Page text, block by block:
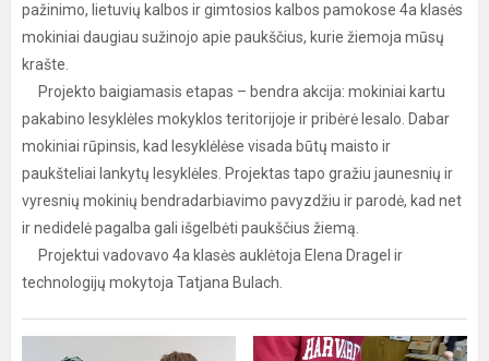
pažinimo, lietuvių kalbos ir gimtosios kalbos pamokose 4a klasės
mokiniai daugiau sužinojo apie paukščius, kurie žiemoja mūsų
krašte.
Projekto baigiamasis etapas – bendra akcija: mokiniai kartu
pakabino lesyklėles mokyklos teritorijoje ir pribėrė lesalo. Dabar
mokiniai rūpinsis, kad lesyklėlėse visada būtų maisto ir
paukšteliai lankytų lesyklėles. Projektas tapo gražiu jaunesnių ir
vyresnių mokinių bendradarbiavimo pavyzdžiu ir parodė, kad net
ir nedidelė pagalba gali išgelbėti paukščius žiemą.
Projektui vadovavo 4a klasės auklėtoja Elena Dragel ir
technologijų mokytoja Tatjana Bulach.